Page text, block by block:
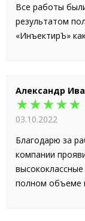
Все работы
результатом
«ИнъектирЪ»
Александр
★★★★★
03.10.2022
Благодарю за
компании
полном объеме